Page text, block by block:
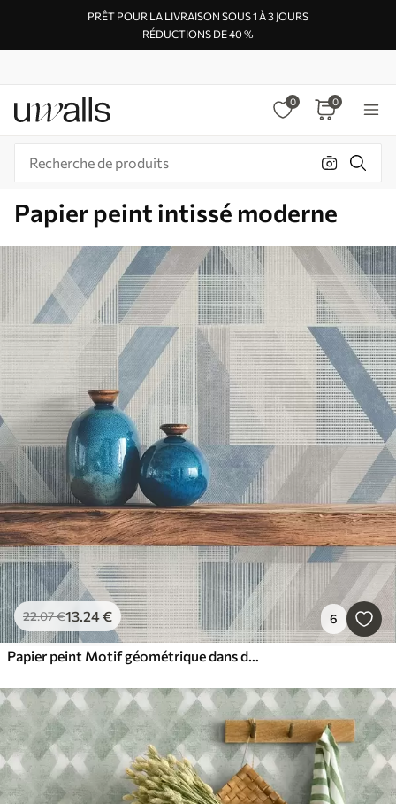
PRÊT POUR LA LIVRAISON SOUS 1 À 3 JOURS
RÉDUCTIONS DE 40 %
0 0
Papier peint intissé moderne
22.07€13.24€ 6
Papier peint Motif géométrique dans des tons bleu-gris froids